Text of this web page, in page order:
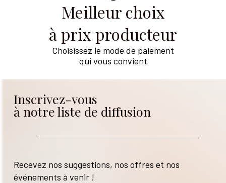
Meilleur choix
à prix producteur
Choisissez le mode de paiement
qui vous convient
Inscrivez-vous
à notre liste de diffusion
Recevez nos suggestions, nos offres et nos
événements à venir !